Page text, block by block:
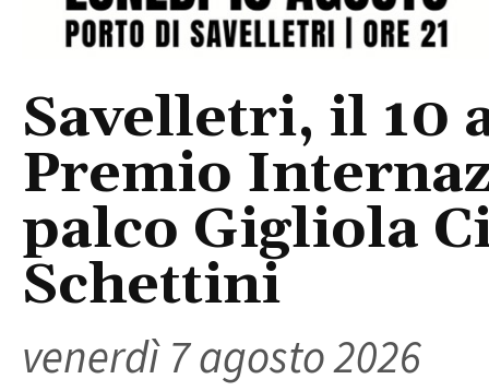
Savelletri, il 10
Premio
palco Gigliola
Schettini
venerdì 7 agosto 2026